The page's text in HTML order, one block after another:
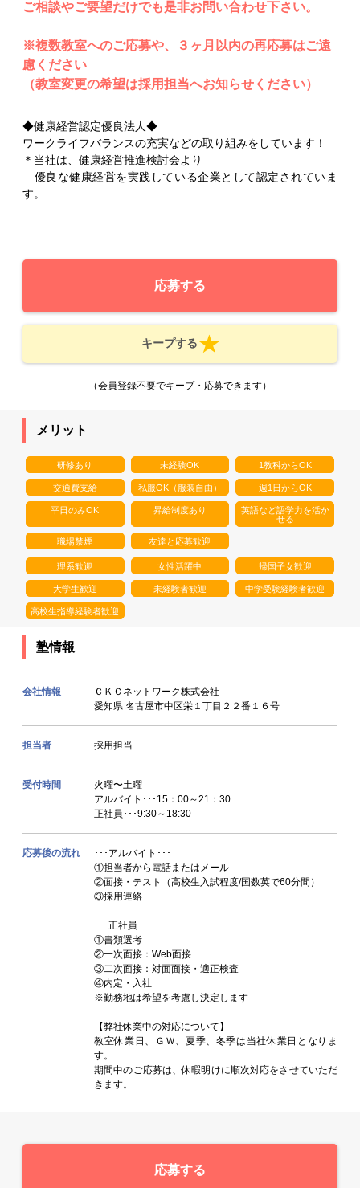
ご相談やご要望だけでも是非お問い合わせ下さい。
※複数教室へのご応募や、３ヶ月以内の再応募はご遠
慮ください
（教室変更の希望は採用担当へお知らせください）
◆健康経営認定優良法人◆
ワークライフバランスの充実などの取り組みをしています！
＊当社は、健康経営推進検討会より
優良な健康経営を実践している企業として認定されていま
す。
応募する
キープする
（会員登録不要でキープ・応募できます）
メリット
研修あり 未経験OK 1教科からOK
交通費支給 私服OK（服装自由） 週1日からOK
平日のみOK 昇給制度あり
英語など語学力を活か
せる
職場禁煙 友達と応募歓迎
理系歓迎 女性活躍中 帰国子女歓迎
大学生歓迎 未経験者歓迎 中学受験経験者歓迎
高校生指導経験者歓迎
塾情報
会社情報
ＣＫＣネットワーク株式会社
愛知県 名古屋市中区栄１丁目２２番１６号
担当者 採用担当
受付時間
火曜〜土曜
アルバイト･･･15：00～21：30
正社員･･･9:30～18:30
応募後の流れ
･･･アルバイト･･･
①担当者から電話またはメール
②面接・テスト（高校生入試程度/国数英で60分間）
③採用連絡
･･･正社員･･･
①書類選考
②一次面接：Web面接
③二次面接：対面面接・適正検査
④内定・入社
※勤務地は希望を考慮し決定します
【弊社休業中の対応について】
教室休業日、ＧＷ、夏季、冬季は当社休業日となりま
す。
期間中のご応募は、休暇明けに順次対応をさせていただ
きます。
応募する